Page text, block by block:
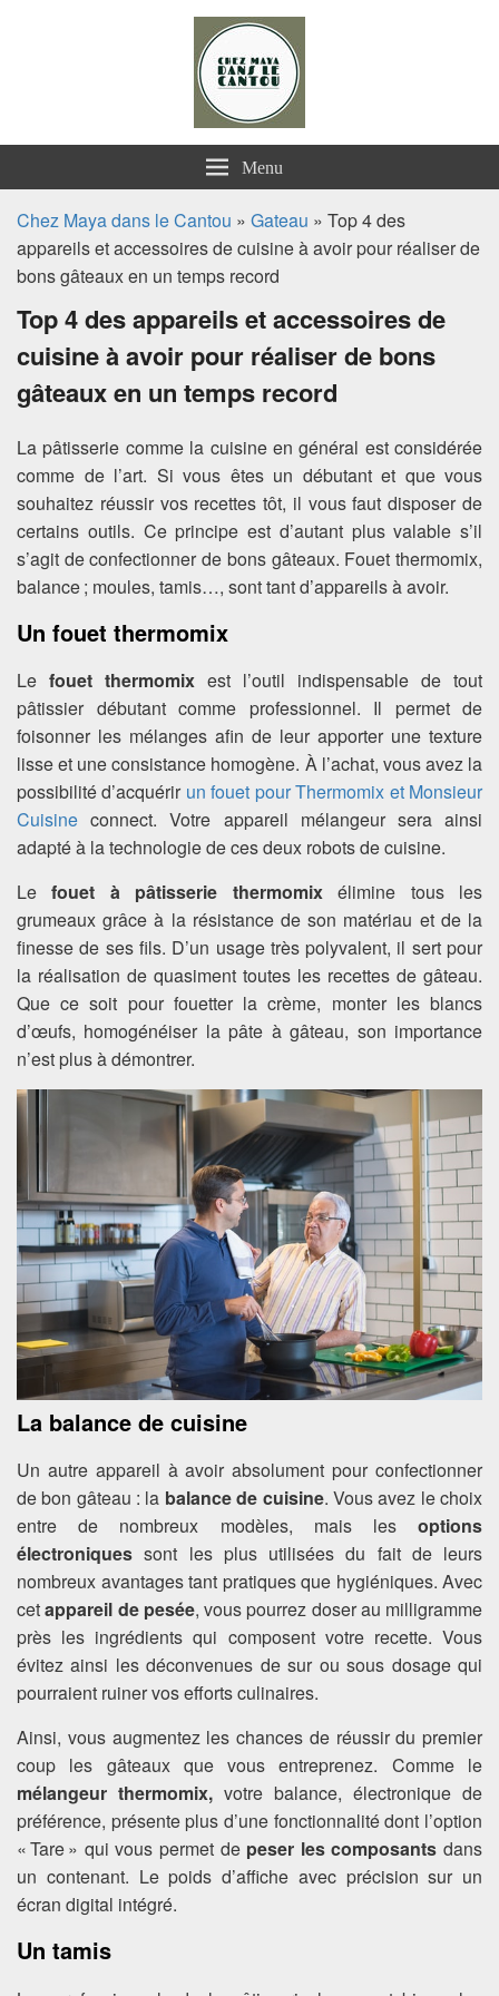
Chez Maya dans le Cantou
Menu
Chez Maya dans le Cantou » Gateau » Top 4 des
appareils et accessoires de cuisine à avoir pour réaliser de
bons gâteaux en un temps record
Top 4 des appareils et accessoires de
cuisine à avoir pour réaliser de bons
gâteaux en un temps record
La pâtisserie comme la cuisine en général est considérée
comme de l’art. Si vous êtes un débutant et que vous
souhaitez réussir vos recettes tôt, il vous faut disposer de
certains outils. Ce principe est d’autant plus valable s’il
s’agit de confectionner de bons gâteaux. Fouet thermomix,
balance ; moules, tamis…, sont tant d’appareils à avoir.
Un fouet thermomix
Le fouet thermomix est l’outil indispensable de tout
pâtissier débutant comme professionnel. Il permet de
foisonner les mélanges afin de leur apporter une texture
lisse et une consistance homogène. À l’achat, vous avez la
possibilité d’acquérir un fouet pour Thermomix et Monsieur
Cuisine connect. Votre appareil mélangeur sera ainsi
adapté à la technologie de ces deux robots de cuisine.
Lefouet à pâtisserie thermomixélimine tous les
grumeaux grâce à la résistance de son matériau et de la
finesse de ses fils. D’un usage très polyvalent, il sert pour
la réalisation de quasiment toutes les recettes de gâteau.
Que ce soit pour fouetter la crème, monter les blancs
d’œufs, homogénéiser la pâte à gâteau, son importance
n’est plus à démontrer.
La balance de cuisine
Un autre appareil à avoir absolument pour confectionner
de bon gâteau : la balance de cuisine. Vous avez le choix
entre de nombreux modèles, mais les options
électroniques sont les plus utilisées du fait de leurs
nombreux avantages tant pratiques que hygiéniques. Avec
cetappareil de pesée, vous pourrez doser au milligramme
près les ingrédients qui composent votre recette. Vous
évitez ainsi les déconvenues de sur ou sous dosage qui
pourraient ruiner vos efforts culinaires.
Ainsi, vous augmentez les chances de réussir du premier
coup les gâteaux que vous entreprenez. Comme le
mélangeur thermomix, votre balance, électronique de
préférence, présente plus d’une fonctionnalité dont l’option
« Tare » qui vous permet de peser les composants dans
un contenant. Le poids d’affiche avec précision sur un
écran digital intégré.
Un tamis